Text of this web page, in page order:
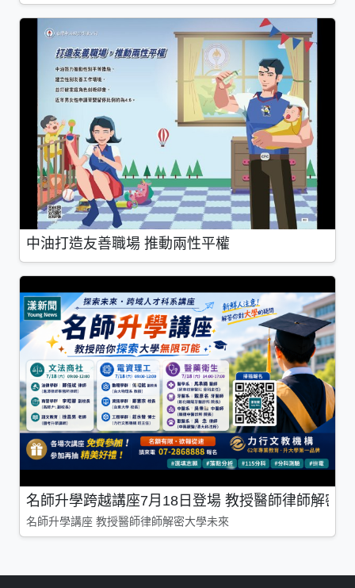
中油打造友善職場 推動兩性平權
名師升學跨越講座7月18日登場 教授醫師律師解密
名師升學講座 教授醫師律師解密大學未來